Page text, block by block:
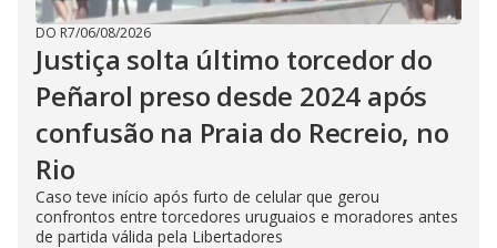
DO R7/06/08/2026
Justiça solta último torcedor do
Peñarol preso desde 2024 após
confusão na Praia do Recreio, no
Rio
Caso teve início após furto de celular que gerou
confrontos entre torcedores uruguaios e moradores antes
de partida válida pela Libertadores